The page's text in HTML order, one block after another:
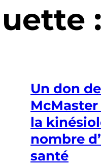
:
Un don
la
nombre
santé